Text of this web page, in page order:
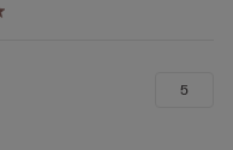
5